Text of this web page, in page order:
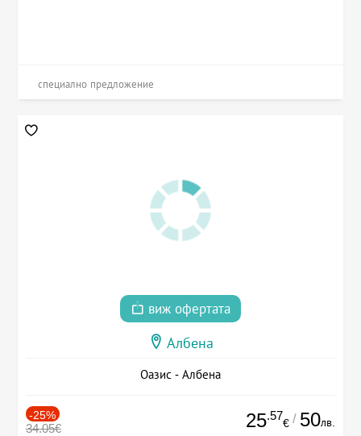
специално предложение
виж офертата
Албена
Оазис - Албена
-25%
34.05€ 25.57
€ / 50лв.